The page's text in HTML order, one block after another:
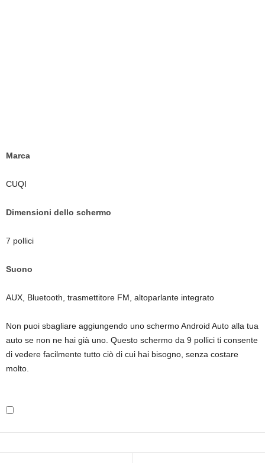
Marca
CUQI
Dimensioni dello schermo
7 pollici
Suono
AUX, Bluetooth, trasmettitore FM, altoparlante integrato
Non puoi sbagliare aggiungendo uno schermo Android Auto alla tua
auto se non ne hai già uno. Questo schermo da 9 pollici ti consente
di vedere facilmente tutto ciò di cui hai bisogno, senza costare
molto.